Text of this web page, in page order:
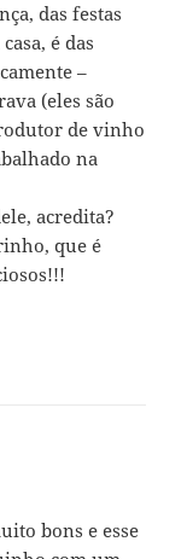
das festas
é das
–
(eles são
de vinho
na
acredita?
que é
bons e esse